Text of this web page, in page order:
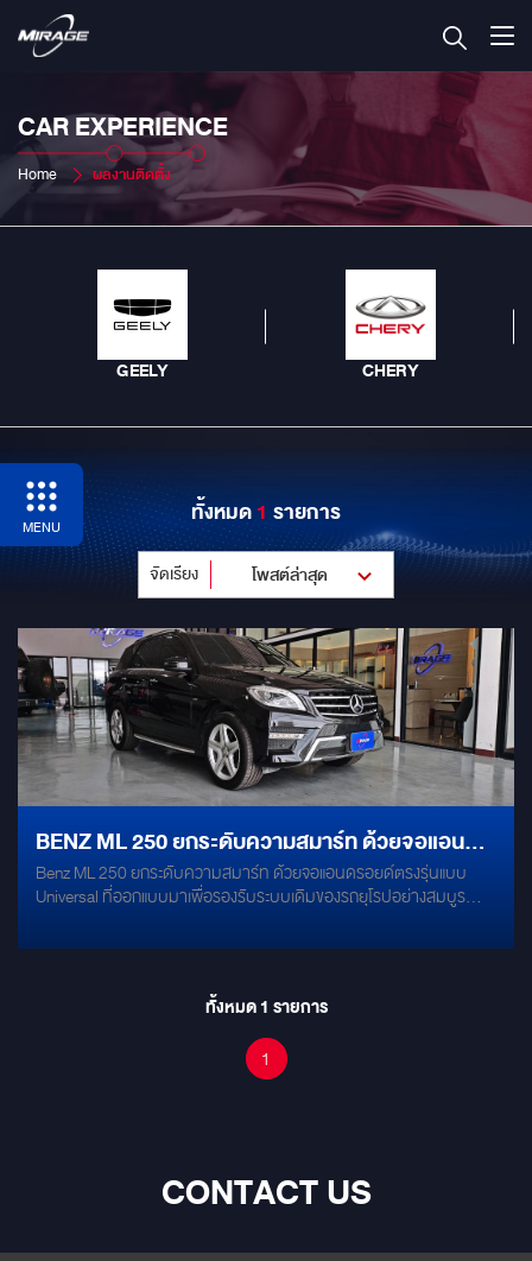
CAR EXPERIENCE
Home ผลงานติดตั้ง
GEELY CHERY
MENU ทั้งหมด1 รายการ
จัดเรียง โพสต์ล่าสุด
BENZ ML 250 ยกระดับความสมาร์ท ด้วยจอแอนดร
อยด์ตรงรุ่นแบบ UNIVERSAL ที่ออกแบบมาเพื่อ
รองรับระบบเดิมของรถยุโรปอย่างสมบูรณ์แบบ
Benz ML 250 ยกระดับความสมาร์ท ด้วยจอแอนดรอยด์ตรงรุ่นแบบ
Universal ที่ออกแบบมาเพื่อรองรับระบบเดิมของรถยุโรปอย่างสมบูรณ์
Core CPU / RAM 4GB / ROM 64GB Android Version 13
ทั้งหมด1 รายการ
1
CONTACT US